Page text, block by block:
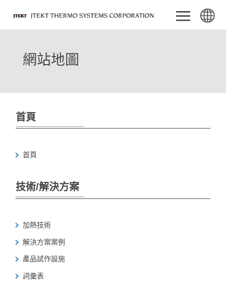
網站地圖
首頁
首頁
技術/解決方案
加熱技術
解決方案案例
產品試作設施
詞彙表